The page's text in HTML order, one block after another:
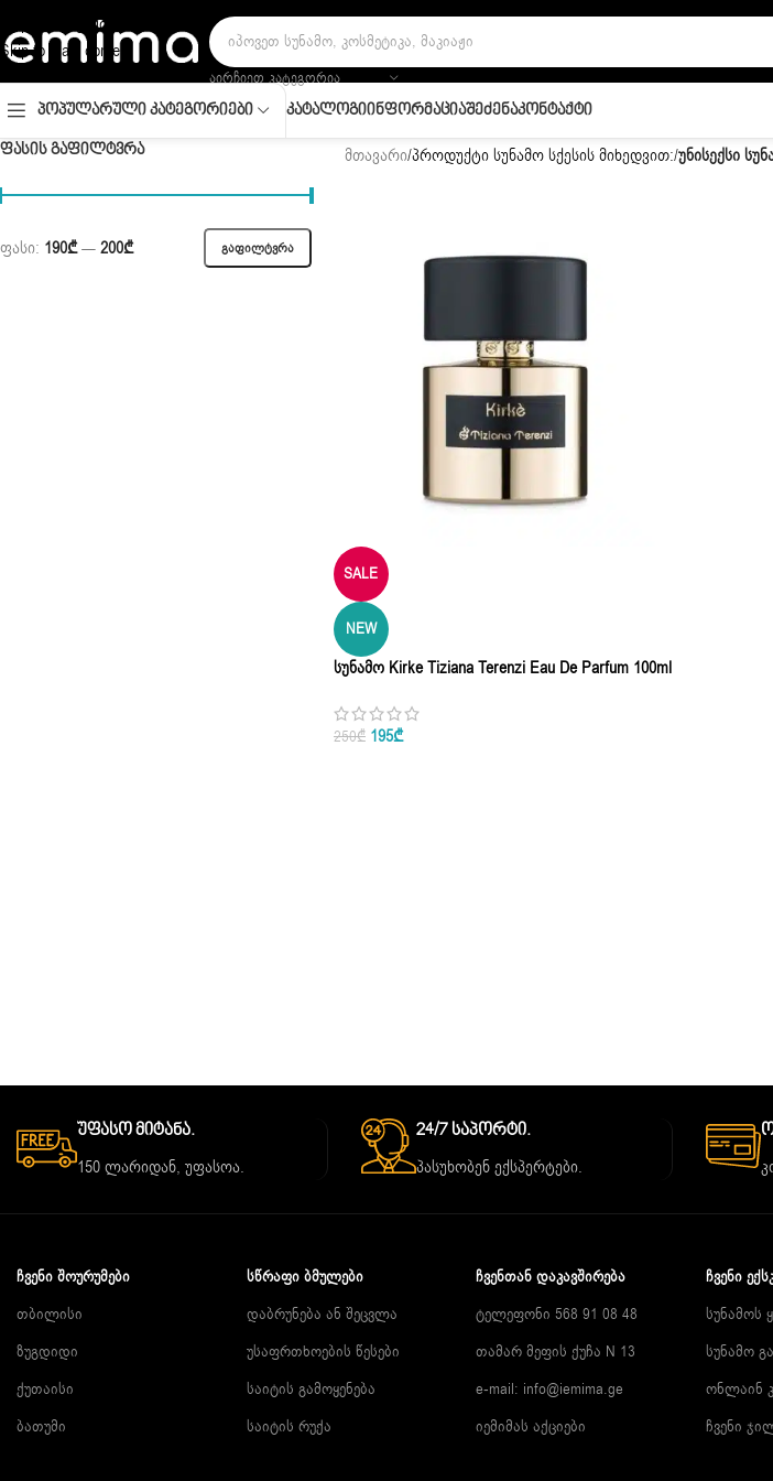
Skip to navigation
Skip to main content
ᲐᲘᲠᲩᲘᲔᲗ ᲙᲐᲢᲔᲒᲝᲠᲘᲐ
Პოპულარული Კატეგორიები ᲙატალოგიᲘნფორმაციაᲨეძენაᲙონტაქტი
ᲤᲐᲡᲘᲡ ᲒᲐᲤᲘᲚᲢᲕᲠᲐ
ᲒᲐᲤᲘᲚᲢᲕᲠᲐ
ფასი: 190₾— 200₾
მთავარი/პროდუქტი სუნამო სქესის მიხედვით:/უნისექსი
SALE
NEW
Სუნამო Kirke Tiziana Terenzi Eau De Parfum 100ml
250₾ 195₾
Უფასო Მიტანა.
150 ლარიდან, უფასოა.
24/7 Საპორტი.
პასუხობენ ექსპერტები.
ᲩᲕᲔᲜᲘ ᲨᲝᲣᲠᲣᲛᲔᲑᲘ
თბილისი
ზუგდიდი
ქუთაისი
ბათუმი
ᲡᲬᲠᲐᲤᲘ ᲑᲛᲣᲚᲔᲑᲘ
დაბრუნება ან შეცვლა
უსაფრთხოების წესები
საიტის გამოყენება
საიტის რუქა
ᲩᲕᲔᲜᲗᲐᲜ ᲓᲐᲙᲐᲕᲨᲘᲠᲔᲑᲐ
ტელეფონი 568 91 08 48
თამარ მეფის ქუჩა N 13
e-mail: info@iemima.ge
იემიმას აქციები
ᲩᲕᲔᲜᲘ
სუნამოს
სუნამო
ონლაინ
ჩვენი